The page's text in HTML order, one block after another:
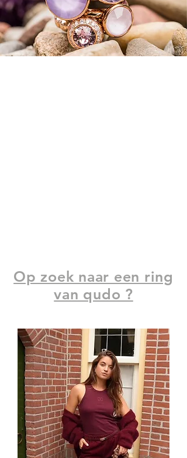
Op zoek naar een ring
van qudo ?